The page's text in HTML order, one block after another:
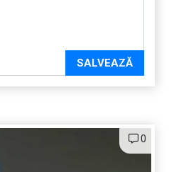
SALVEAZĂ
0